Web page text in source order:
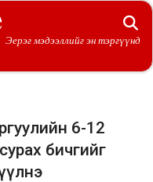
Эерэг мэдээллийг эн тэргүүнд
6-12
бичгийг